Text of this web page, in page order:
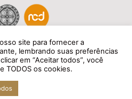
site para fornecer a
lembrando suas preferências
em “Aceitar todos”, você
TODOS os cookies.